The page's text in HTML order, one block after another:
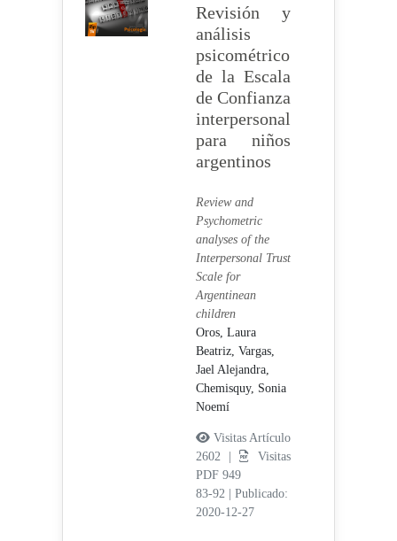
Revisión y
análisis
psicométrico
de la Escala
de Confianza
interpersonal
para niños
argentinos
Review and
Psychometric
analyses of the
Interpersonal Trust
Scale for
Argentinean
children
Oros, Laura
Beatriz, Vargas,
Jael Alejandra,
Chemisquy, Sonia
Noemí
Visitas Artículo
2602 |
Visitas
PDF 949
83-92
Publicado:
2020-12-27